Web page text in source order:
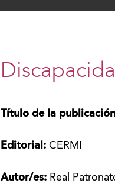
Título de la
Editorial:CERMI
Autor/es: Real